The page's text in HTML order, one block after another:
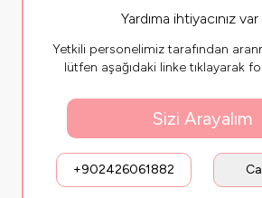
Yardıma ihtiyacınız var
Yetkili personelimiz tarafından
lütfen aşağıdaki linke tıklayarak
Sizi Arayalım
+902426061882